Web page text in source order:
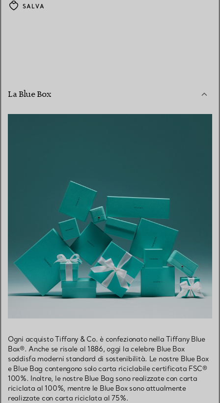
SALVA
La Blue Box
Ogni acquisto Tiffany & Co. è confezionato nella Tiffany Blue
Box®. Anche se risale al 1886, oggi la celebre Blue Box
soddisfa moderni standard di sostenibilità. Le nostre Blue Box
e Blue Bag contengono solo carta riciclabile certificata FSC®
100%. Inoltre, le nostre Blue Bag sono realizzate con carta
riciclata al 100%, mentre le Blue Box sono attualmente
realizzate con carta riciclata al 75%.